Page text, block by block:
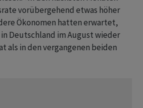
vorübergehend etwas höher
Ökonomen hatten erwartet,
in Deutschland im August wieder
als in den vergangenen beiden